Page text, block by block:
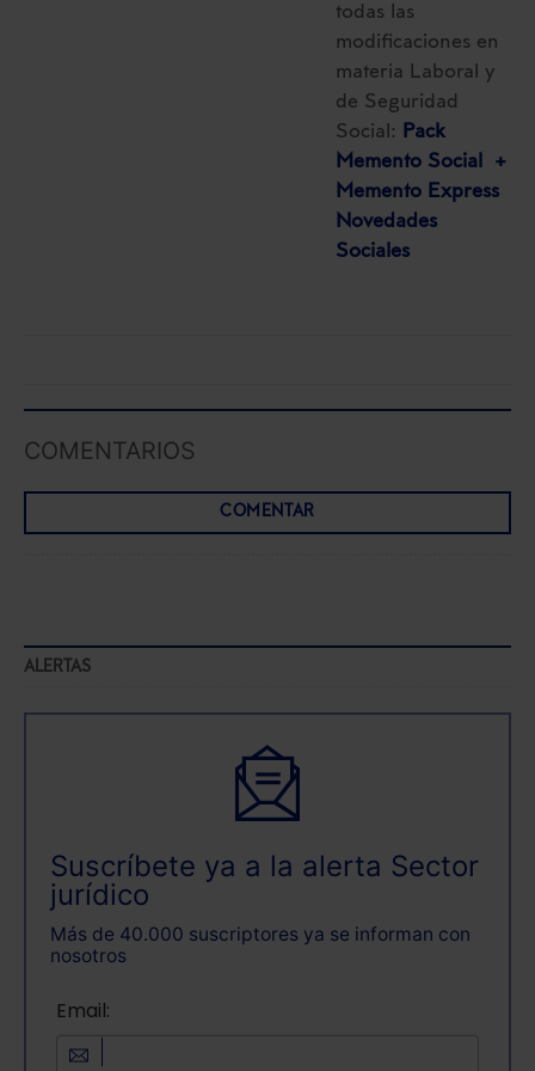
todas las
modificaciones en
materia Laboral y
de Seguridad
Social: Pack
Memento Social +
Memento Express
Novedades
Sociales
COMENTARIOS
COMENTAR
ALERTAS
Suscríbete ya a la alerta Sector
jurídico
Más de 40.000 suscriptores ya se informan con
nosotros
Email: